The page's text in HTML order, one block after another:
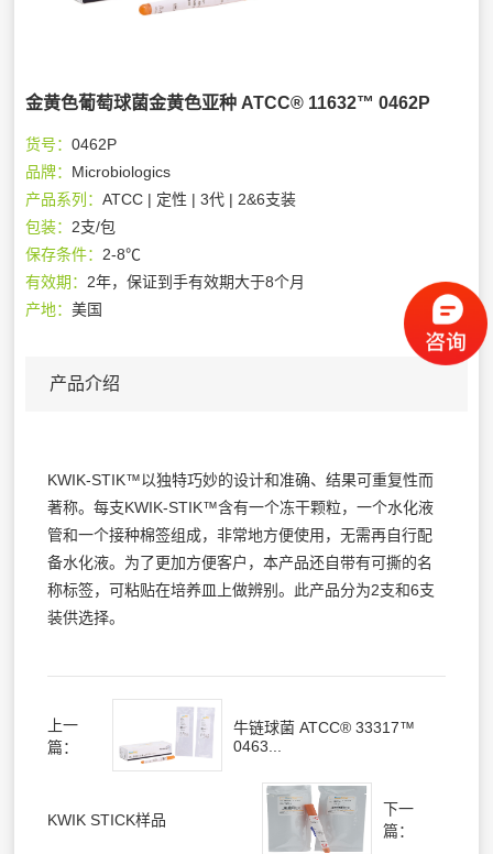
金黄色葡萄球菌金黄色亚种 ATCC® 11632™ 0462P
货号：0462P
品牌： Microbiologics
产品系列：ATCC | 定性 | 3代 | 2&6支装
包装： 2支/包
保存条件： 2-8℃
有效期： 2年，保证到手有效期大于8个月
产地：美国
产品介绍
KWIK-STIK™以独特巧妙的设计和准确、结果可重复性而
著称。每支KWIK-STIK™含有一个冻干颗粒，一个水化液
管和一个接种棉签组成，非常地方便使用，无需再自行配
备水化液。为了更加方便客户，本产品还自带有可撕的名
称标签，可粘贴在培养皿上做辨别。此产品分为2支和6支
装供选择。
上一
篇：
牛链球菌 ATCC® 33317™
0463...
KWIK STICK样品
下一
篇：